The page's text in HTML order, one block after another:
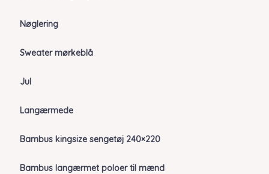
Nøglering
Sweater mørkeblå
Jul
Langærmede
Bambus kingsize sengetøj 240×220
Bambus langærmet poloer til mænd